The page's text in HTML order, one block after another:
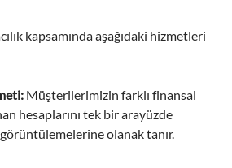
kapsamında aşağıdaki hizmetleri
Müşterilerimizin farklı finansal
hesaplarını tek bir arayüzde
olanak tanır.